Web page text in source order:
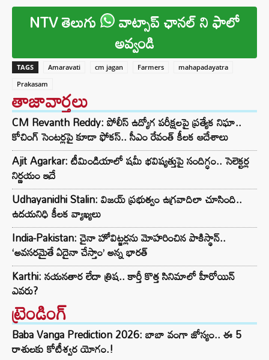
NTV తెలుగు వాట్సాప్ ఛానల్ ని ఫాలో
అవ్వండి
TAGS Amaravati cm jagan Farmers
mahapadayatra
Prakasam
తాజావార్తలు
CM Revanth Reddy: పోలీస్ ఉద్యోగ పరీక్షలపై ప్రత్యేక నిఘా..
కోచింగ్ సెంటర్లపై కూడా ఫోకస్.. సీఎం రేవంత్ కీలక ఆదేశాలు
Ajit Agarkar: టీమిండియాలో షమీ భవిష్యత్తుపై సందిగ్ధం.. సెలెక్టర్ల
నిర్ణయం ఇదే
Udhayanidhi Stalin: విజయ్ ప్రభుత్వం ఉగ్రవాదిలా చూసింది..
ఉదయనిధి కీలక వ్యాఖ్యలు
India-Pakistan: చైనా హోవిట్జర్లను మోహరించిన పాకిస్థాన్..
‘అవసరమైతే ఏదైనా చేస్తాం’ అన్న భారత్
Karthi: నయనతార లేదా త్రిష.. కార్తీ కొత్త సినిమాలో హీరోయిన్
ఎవరు?
ట్రెండింగ్‌
Baba Vanga Prediction 2026: బాబా వంగా జోస్యం.. ఈ 5
రాశులకు కోటీశ్వర యోగం.!